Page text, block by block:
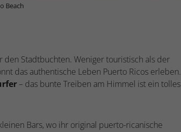
Beach
Stadtbuchten. Weniger touristisch als der
das authentische Leben Puerto Ricos erleben.
– das bunte Treiben am Himmel ist ein tolles
Bars, wo ihr original puerto-ricanische